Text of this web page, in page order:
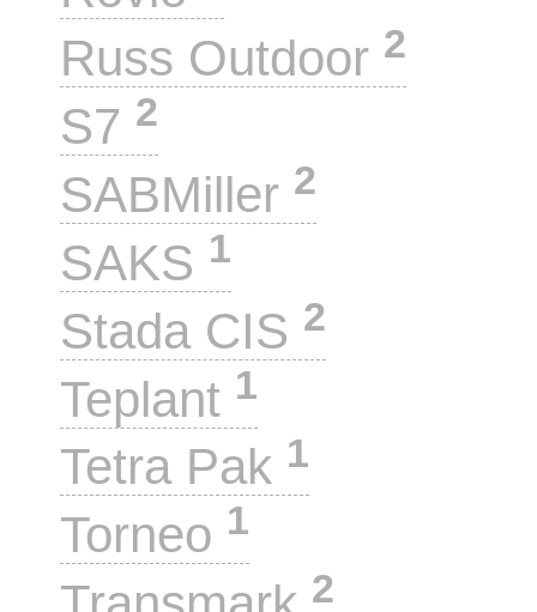
Russ Outdoor 2
S7 2
SABMiller 2
SAKS 1
Stada CIS 2
Teplant 1
Tetra Pak 1
Torneo 1
2